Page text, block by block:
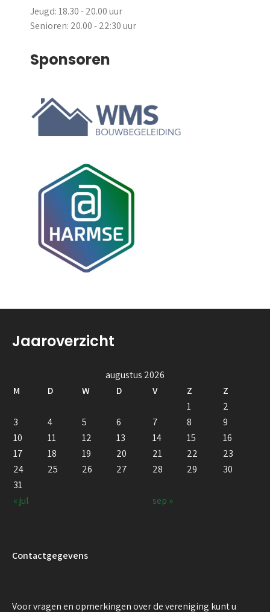
Jeugd: 18.30 - 20.00 uur
Senioren: 20.00 - 22:30 uur
Sponsoren
Jaaroverzicht
augustus 2026
M
D W D V Z
Z
1
2
3
4 5 6 7 8
9
10
11 12 13 14 15
16
17
18 19 20 21 22
23
24
25 26 27 28 29
30
31
« jul
sep »
Contactgegevens
Voor vragen en opmerkingen over de vereniging kunt u